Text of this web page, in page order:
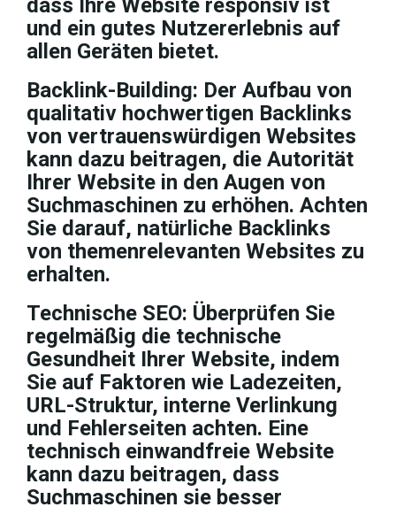
dass Ihre Website responsiv ist
und ein gutes Nutzererlebnis auf
allen Geräten bietet.
Backlink-Building: Der Aufbau von
qualitativ hochwertigen Backlinks
von vertrauenswürdigen Websites
kann dazu beitragen, die Autorität
Ihrer Website in den Augen von
Suchmaschinen zu erhöhen. Achten
Sie darauf, natürliche Backlinks
von themenrelevanten Websites zu
erhalten.
Technische SEO: Überprüfen Sie
regelmäßig die technische
Gesundheit Ihrer Website, indem
Sie auf Faktoren wie Ladezeiten,
URL-Struktur, interne Verlinkung
und Fehlerseiten achten. Eine
technisch einwandfreie Website
kann dazu beitragen, dass
Suchmaschinen sie besser